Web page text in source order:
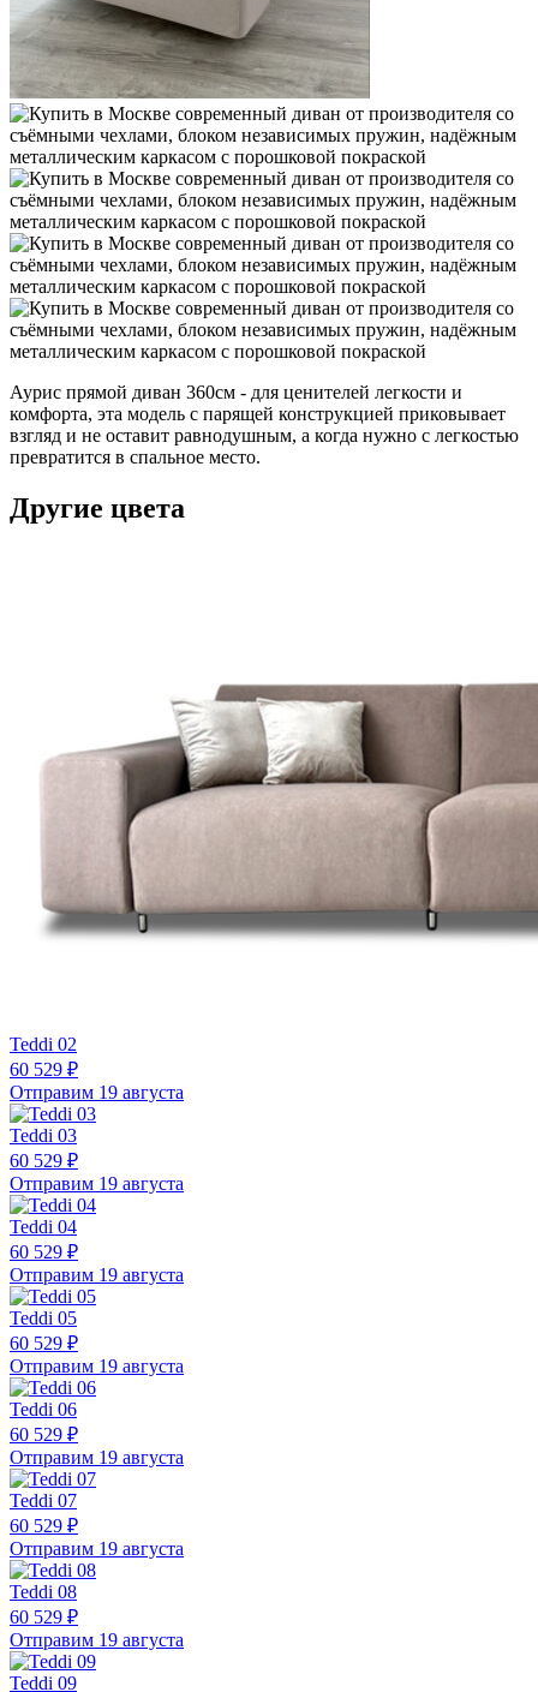
Аурис прямой диван 360см - для ценителей легкости и
комфорта, эта модель с парящей конструкцией приковывает
взгляд и не оставит равнодушным, а когда нужно с легкостью
превратится в спальное место.
Другие цвета
Teddi 02
60 529 ₽
Отправим 19 августа
Teddi 03
60 529 ₽
Отправим 19 августа
Teddi 04
60 529 ₽
Отправим 19 августа
Teddi 05
60 529 ₽
Отправим 19 августа
Teddi 06
60 529 ₽
Отправим 19 августа
Teddi 07
60 529 ₽
Отправим 19 августа
Teddi 08
60 529 ₽
Отправим 19 августа
Teddi 09